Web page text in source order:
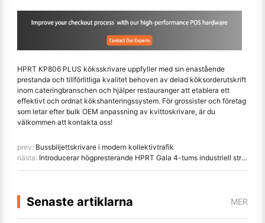
HPRT KP806 PLUS köksskrivare uppfyller med sin enastående
prestanda och tillförlitliga kvalitet behoven av delad köksorderutskrift
inom cateringbranschen och hjälper restauranger att etablera ett
effektivt och ordnat kökshanteringssystem. För grossister och företag
som letar efter bulk OEM anpassning av kvittoskrivare, är du
välkommen att kontakta oss!
prev: Bussbiljettskrivare i modern kollektivtrafik
nästa: Introducerar högpresterande HPRT Gala 4-tums industriell streckkodsskrivare
Senaste artiklarna MER